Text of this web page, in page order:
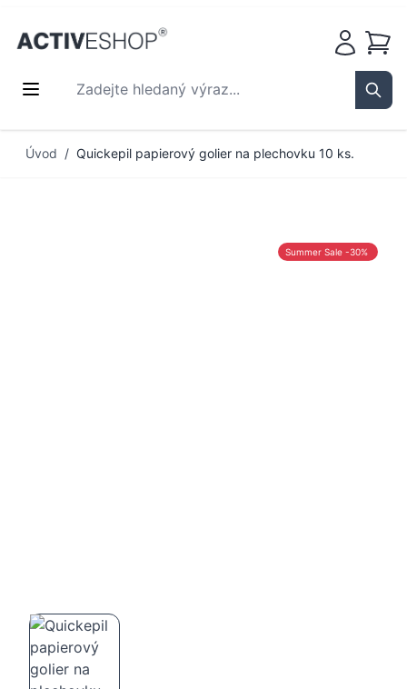
Zadejte hledaný výraz...
Košík
Úvod / Quickepil papierový golier na plechovku 10 ks.
Summer Sale -30%